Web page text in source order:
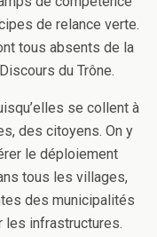
de relance verte.
tous absents de la
du Trône.
se collent à
des citoyens. On y
le déploiement
tous les villages,
des municipalités
les infrastructures.